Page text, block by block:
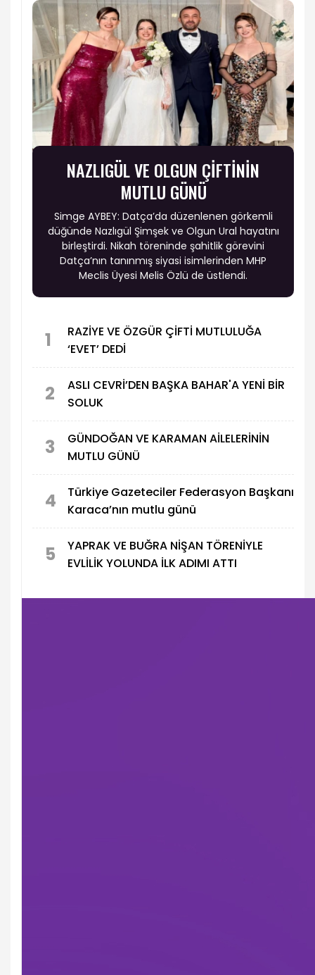
NAZLIGÜL VE OLGUN ÇİFTİNİN
MUTLU GÜNÜ
Simge AYBEY: Datça’da düzenlenen görkemli
düğünde Nazlıgül Şimşek ve Olgun Ural hayatını
birleştirdi. Nikah töreninde şahitlik görevini
Datça’nın tanınmış siyasi isimlerinden MHP
Meclis Üyesi Melis Özlü de üstlendi.
1
RAZİYE VE ÖZGÜR ÇİFTİ MUTLULUĞA
‘EVET’ DEDİ
2
ASLI CEVRİ’DEN BAŞKA BAHAR'A YENİ BİR
SOLUK
3
GÜNDOĞAN VE KARAMAN AİLELERİNİN
MUTLU GÜNÜ
4
Türkiye Gazeteciler Federasyon Başkanı
Karaca’nın mutlu günü
5
YAPRAK VE BUĞRA NİŞAN TÖRENİYLE
EVLİLİK YOLUNDA İLK ADIMI ATTI